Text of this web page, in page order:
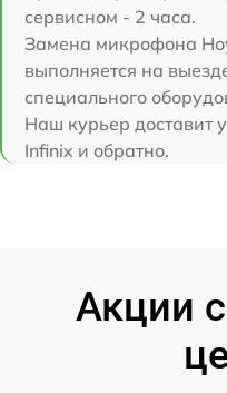
сервисном - 2 часа.
Замена микрофона
выполняется на
специального
Наш курьер доставит
Infinix и обратно.
Акции